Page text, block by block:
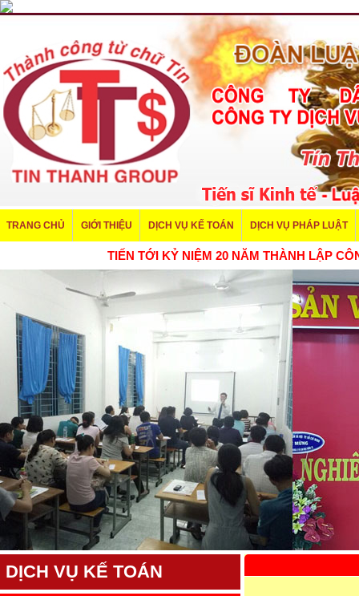
TRANG CHỦ GIỚI THIỆU DỊCH VỤ KẾ TOÁN DỊCH VỤ PHÁP LUẬT
TIẾN TỚI KỶ NIỆM 20 NĂM THÀNH
DỊCH VỤ KẾ TOÁN